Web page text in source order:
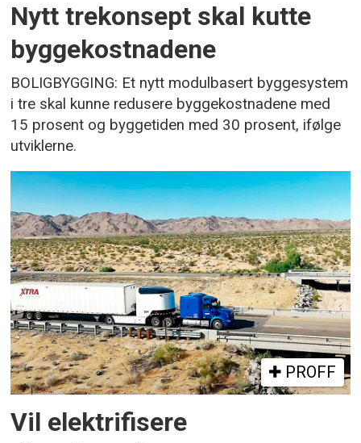
Nytt trekonsept skal kutte
byggekostnadene
BOLIGBYGGING: Et nytt modulbasert byggesystem
i tre skal kunne redusere byggekostnadene med
15 prosent og byggetiden med 30 prosent, ifølge
utviklerne.
PROFF
Vil elektrifisere